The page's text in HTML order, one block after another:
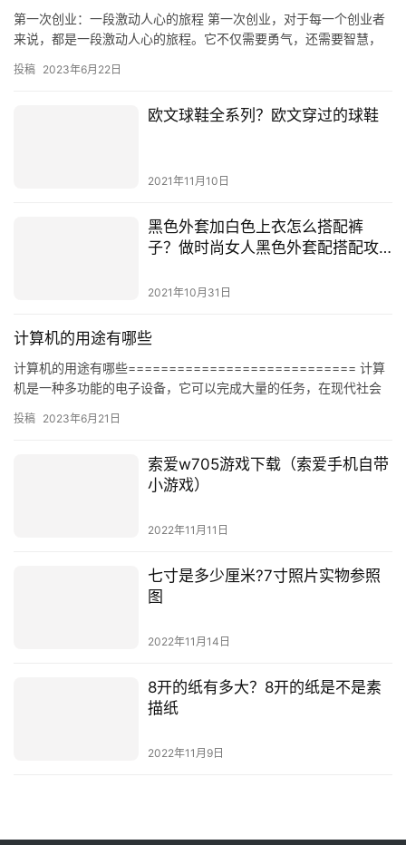
第一次创业：一段激动人心的旅程 第一次创业，对于每一个创业者
来说，都是一段激动人心的旅程。它不仅需要勇气，还需要智慧，
遇的…
投稿 2023年6月22日
欧文球鞋全系列？欧文穿过的球鞋
2021年11月10日
黑色外套加白色上衣怎么搭配裤
子？做时尚女人黑色外套配搭配攻
2021年10月31日
计算机的用途有哪些
计算机的用途有哪些============================ 计算
机是一种多功能的电子设备，它可以完成大量的任务，在现代社会
投稿 2023年6月21日
索爱w705游戏下载（索爱手机自带
小游戏）
2022年11月11日
七寸是多少厘米?7寸照片实物参照
图
2022年11月14日
8开的纸有多大？8开的纸是不是素
描纸
2022年11月9日